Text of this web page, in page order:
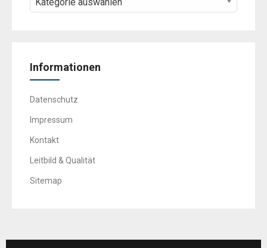
Informationen
Datenschutz
Impressum
Kontakt
Leitbild & Qualität
Sitemap